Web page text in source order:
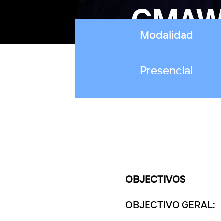
Modalidad
Presencial
OBJECTIVOS
OBJECTIVO GERAL: